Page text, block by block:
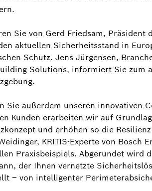
Sie von Gerd Friedsam, Präsident
aktuellen Sicherheitsstand in
Schutz. Jens Jürgensen,
Solutions, informiert Sie zum
Sie außerdem unseren innovativen
Kunden erarbeiten wir auf
und erhöhen so die
KRITIS-Experte von Bosch
Praxisbeispiels. Abgerundet wird
der Ihnen vernetzte
– von intelligenter